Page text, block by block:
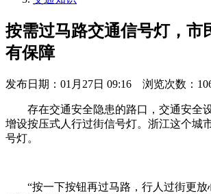
按需过马路交通信号灯，市
有保障
发布日期： 01月27日 09:16 浏览次数：
存在交通安全隐患的路口，交通安全设
增设按压式人行过街信号灯。浙江这个城
号灯。
“按一下按钮再过马路，行人过街更放